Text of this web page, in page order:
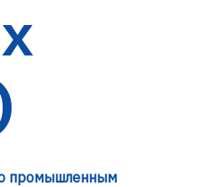
промышленным